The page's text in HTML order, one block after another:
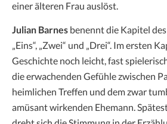
einer älteren Frau auslöst.
Julian Barnes benennt die Kapitel
„Eins“, „Zwei“ und „Drei“. Im ersten
Geschichte noch leicht, fast
die erwachenden Gefühle zwischen
heimlichen Treffen und dem zwar
amüsant wirkenden Ehemann.